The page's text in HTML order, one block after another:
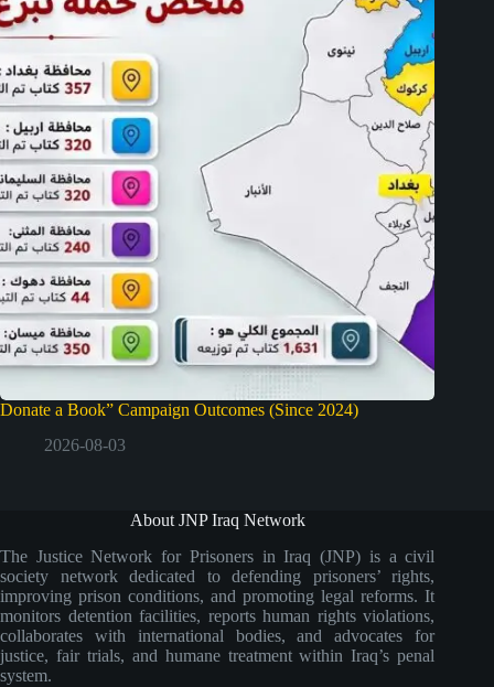
Donate a Book” Campaign Outcomes (Since 2024)
2026-08-03
About JNP Iraq Network
The Justice Network for Prisoners in Iraq (JNP) is a civil
society network dedicated to defending prisoners’ rights,
improving prison conditions, and promoting legal reforms. It
monitors detention facilities, reports human rights violations,
collaborates with international bodies, and advocates for
justice, fair trials, and humane treatment within Iraq’s penal
system.